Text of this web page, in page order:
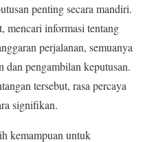
penting secara mandiri.
mencari informasi tentang
perjalanan, semuanya
dan pengambilan keputusan.
tersebut, rasa percaya
signifikan.
kemampuan untuk